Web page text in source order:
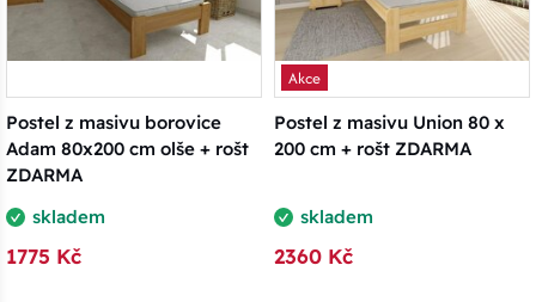
Postel z masivu borovice
Adam 80x200 cm olše + rošt
ZDARMA
skladem
1775 Kč
Akce
Postel z masivu Union 80 x
200 cm + rošt ZDARMA
skladem
2360 Kč